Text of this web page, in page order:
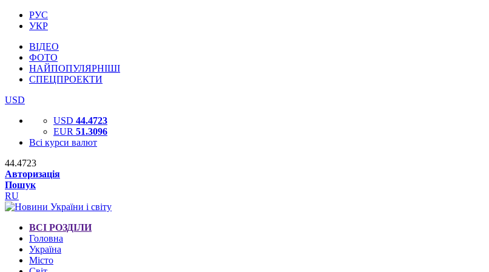
РУС
УКР
ВІДЕО
ФОТО
НАЙПОПУЛЯРНІШІ
СПЕЦПРОЕКТИ
USD
USD 44.4723
EUR 51.3096
Всі курси валют
44.4723
Авторизація
Пошук
RU
ВСІ РОЗДІЛИ
Головна
Україна
Місто